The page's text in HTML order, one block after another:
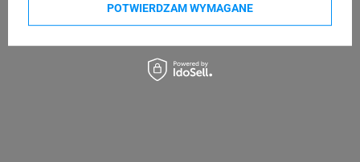
POTWIERDZAM WYMAGANE